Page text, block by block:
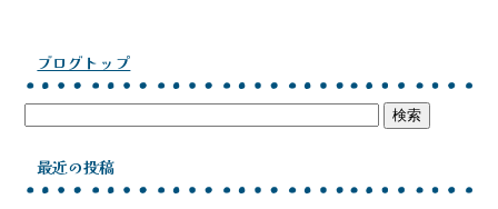
ブログトップ
最近の投稿